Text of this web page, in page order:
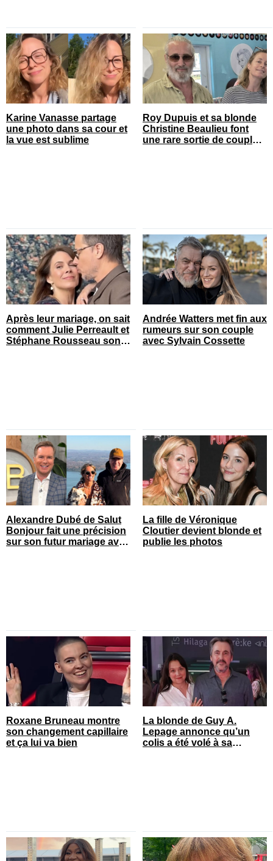
Karine Vanasse partage
une photo dans sa cour et
la vue est sublime
Roy Dupuis et sa blonde
Christine Beaulieu font
une rare sortie de couple
Après leur mariage, on sait
comment Julie Perreault et
Stéphane Rousseau sont
Andrée Watters met fin aux
rumeurs sur son couple
avec Sylvain Cossette
Alexandre Dubé de Salut
Bonjour fait une précision
sur son futur mariage avec
La fille de Véronique
Cloutier devient blonde et
publie les photos
Roxane Bruneau montre
son changement capillaire
et ça lui va bien
La blonde de Guy A.
Lepage annonce qu’un
colis a été volé à sa